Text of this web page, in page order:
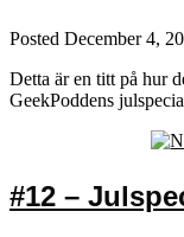
Posted December 4,
Detta är en titt på hur
GeekPoddens
#12 –